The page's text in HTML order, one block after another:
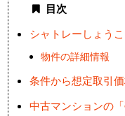
目次
シャトレーしょう
物件の詳細情報
条件から想定取引
中古マンションの